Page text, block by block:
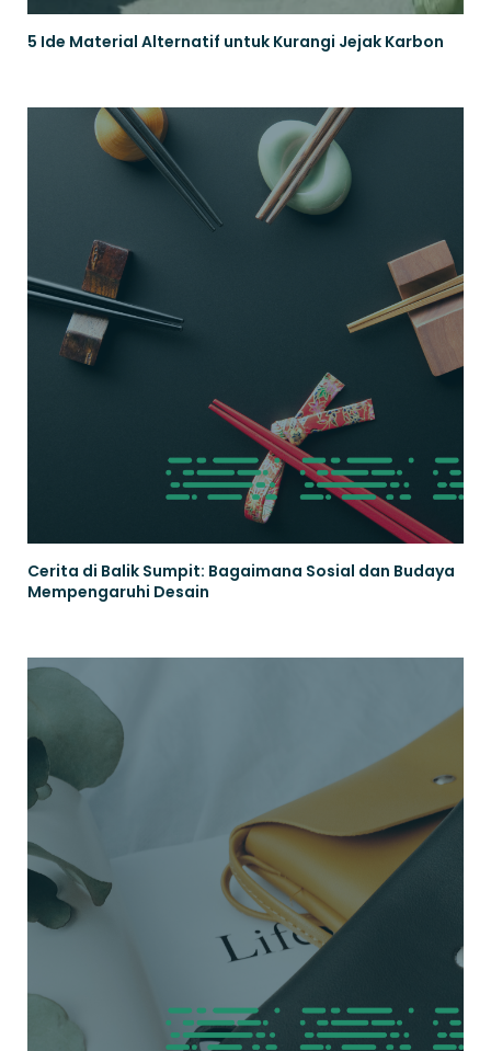
5 Ide Material Alternatif untuk Kurangi Jejak Karbon
Cerita di Balik Sumpit: Bagaimana Sosial dan Budaya
Mempengaruhi Desain